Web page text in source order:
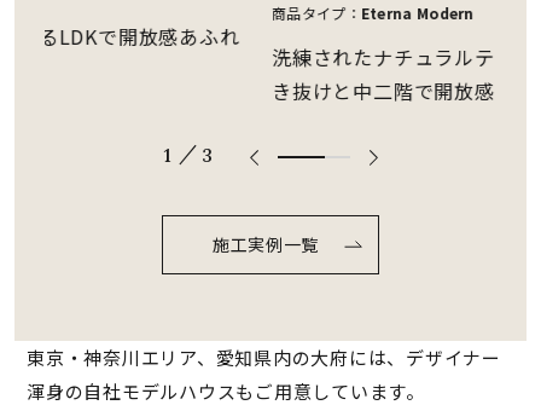
あふれ
Eterna Modern
洗練されたナチュラルテイスト。吹
き抜けと中二階で開放感あふれる家
思いの
2 / 3
6666%
comple
施工実例一覧
東京・神奈川エリア、愛知県内の大府には、デザイナー
渾身の自社モデルハウスもご用意しています。